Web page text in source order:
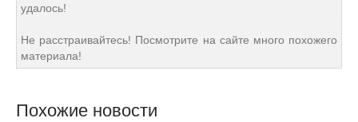
удалось!
Не расстраивайтесь! Посмотрите на сайте много похожего
материала!
Похожие новости